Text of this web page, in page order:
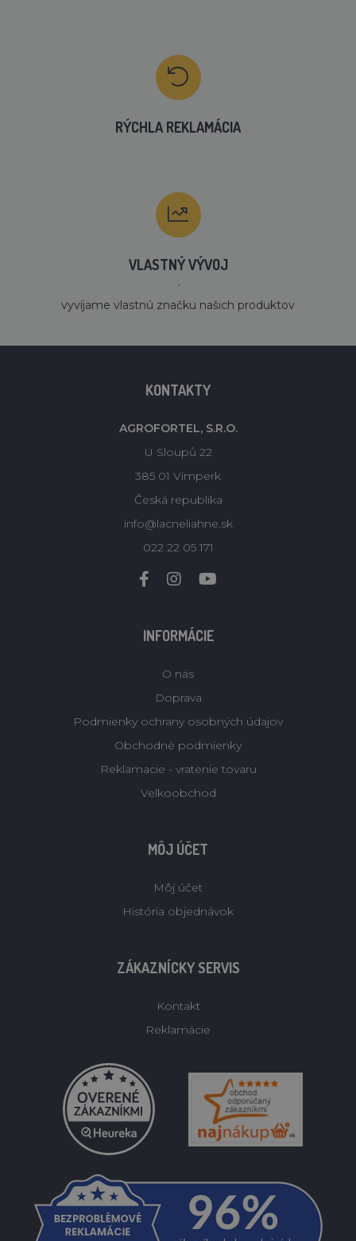
RÝCHLA REKLAMÁCIA
VLASTNÝ VÝVOJ
´
vyvíjame vlastnú značku našich produktov
KONTAKTY
AGROFORTEL, S.R.O.
U Sloupů 22
385 01 Vimperk
Česká republika
info@lacneliahne.sk
022 22 05 171
INFORMÁCIE
O nás
Doprava
Podmienky ochrany osobných údajov
Obchodné podmienky
Reklamacie - vratenie tovaru
Velkoobchod
MÔJ ÚČET
Môj účet
História objednávok
ZÁKAZNÍCKY SERVIS
Kontakt
Reklamácie